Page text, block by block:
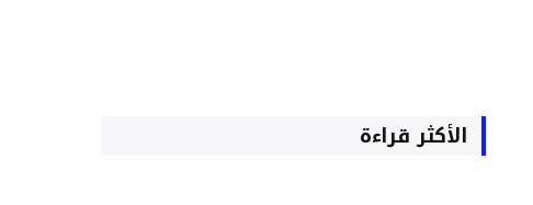
الأكثر قراءة